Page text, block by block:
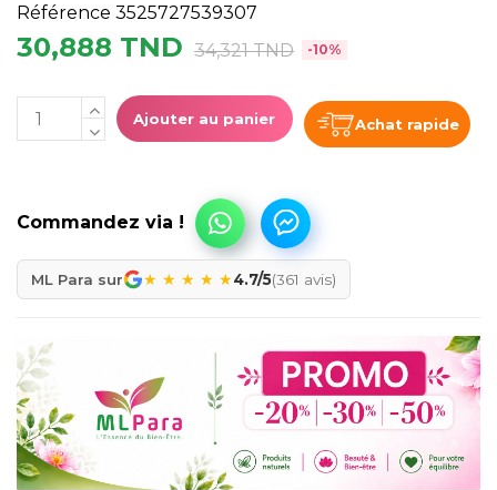
Référence 3525727539307
30,888 TND 34,321 TND -10%
Ajouter au panier Achat rapide
ML Para sur ★ ★ ★ ★ ★4.7/5(361 avis)